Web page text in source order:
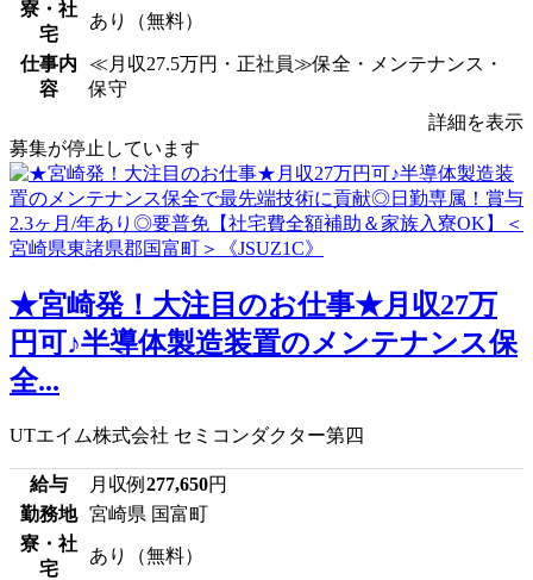
寮・社
宅
あり（無料）
仕事内
容
≪月収27.5万円・正社員≫保全・メンテナンス・
保守
詳細を表示
募集が停止しています
★宮崎発！大注目のお仕事★月収27万
円可♪半導体製造装置のメンテナンス保
全...
UTエイム株式会社 セミコンダクター第四
給与 月収例 277,650円
勤務地 宮崎県 国富町
寮・社
宅
あり（無料）